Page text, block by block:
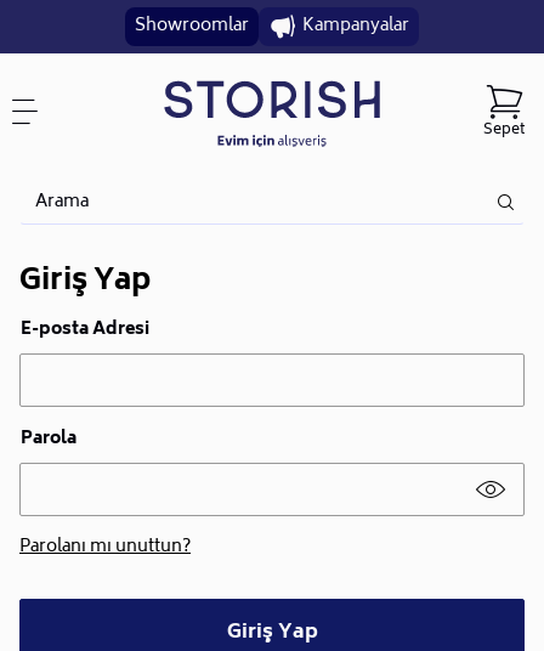
Showroomlar Kampanyalar
Sepet
Giriş Yap
E-posta Adresi
Parola
Parolanı mı unuttun?
Giriş Yap